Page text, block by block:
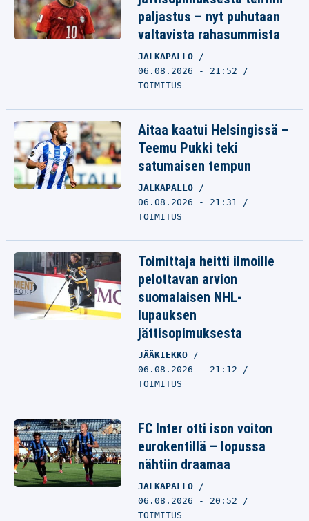
paljastus – nyt puhutaan
valtavista rahasummista
JALKAPALLO
06.08.2026 - 21:52
TOIMITUS
Aitaa kaatui Helsingissä –
Teemu Pukki teki
satumaisen tempun
JALKAPALLO
06.08.2026 - 21:31
TOIMITUS
Toimittaja heitti ilmoille
pelottavan arvion
suomalaisen NHL-
lupauksen
jättisopimuksesta
JÄÄKIEKKO
06.08.2026 - 21:12
TOIMITUS
FC Inter otti ison voiton
eurokentillä – lopussa
nähtiin draamaa
JALKAPALLO
06.08.2026 - 20:52
TOIMITUS